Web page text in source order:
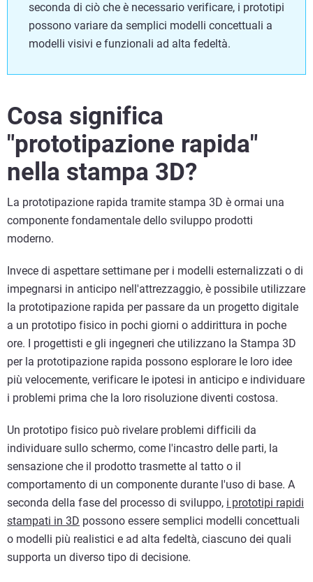
seconda di ciò che è necessario verificare, i prototipi
possono variare da semplici modelli concettuali a
modelli visivi e funzionali ad alta fedeltà.
Cosa significa
"prototipazione rapida"
nella stampa 3D?
La prototipazione rapida tramite stampa 3D è ormai una
componente fondamentale dello sviluppo prodotti
moderno.
Invece di aspettare settimane per i modelli esternalizzati o di
impegnarsi in anticipo nell'attrezzaggio, è possibile utilizzare
la prototipazione rapida per passare da un progetto digitale
a un prototipo fisico in pochi giorni o addirittura in poche
ore. I progettisti e gli ingegneri che utilizzano la Stampa 3D
per la prototipazione rapida possono esplorare le loro idee
più velocemente, verificare le ipotesi in anticipo e individuare
i problemi prima che la loro risoluzione diventi costosa.
Un prototipo fisico può rivelare problemi difficili da
individuare sullo schermo, come l'incastro delle parti, la
sensazione che il prodotto trasmette al tatto o il
comportamento di un componente durante l'uso di base. A
seconda della fase del processo di sviluppo, i prototipi rapidi
stampati in 3D possono essere semplici modelli concettuali
o modelli più realistici e ad alta fedeltà, ciascuno dei quali
supporta un diverso tipo di decisione.